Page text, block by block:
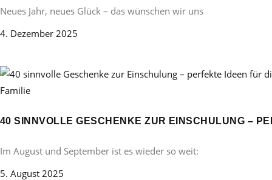
Neues Jahr, neues Glück – das wünschen wir uns
4. Dezember 2025
Familie
40 SINNVOLLE GESCHENKE ZUR EINSCHULUNG –
Im August und September ist es wieder so weit:
5. August 2025